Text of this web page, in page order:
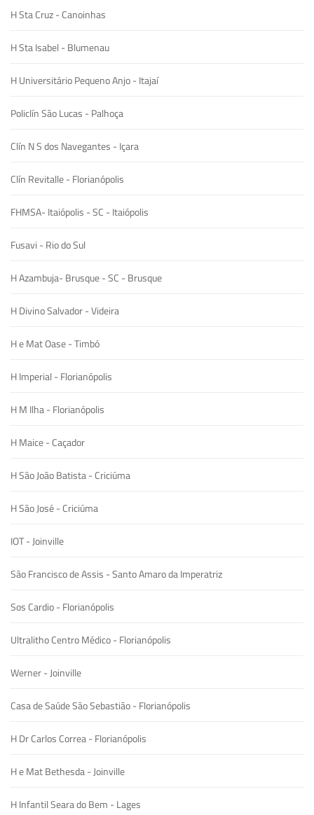
H Sta Cruz - Canoinhas
H Sta Isabel - Blumenau
H Universitário Pequeno Anjo - Itajaí
Policlín São Lucas - Palhoça
Clín N S dos Navegantes - Içara
Clín Revitalle - Florianópolis
FHMSA- Itaiópolis - SC - Itaiópolis
Fusavi - Rio do Sul
H Azambuja- Brusque - SC - Brusque
H Divino Salvador - Videira
H e Mat Oase - Timbó
H Imperial - Florianópolis
H M Ilha - Florianópolis
H Maice - Caçador
H São João Batista - Criciúma
H São José - Criciúma
IOT - Joinville
São Francisco de Assis - Santo Amaro da Imperatriz
Sos Cardio - Florianópolis
Ultralitho Centro Médico - Florianópolis
Werner - Joinville
Casa de Saúde São Sebastião - Florianópolis
H Dr Carlos Correa - Florianópolis
H e Mat Bethesda - Joinville
H Infantil Seara do Bem - Lages